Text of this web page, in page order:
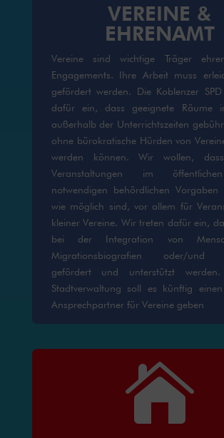
VEREINE &
EHRENAMT
Vereine sind wichtige Träger
Engagements. Ihre Arbeit muss
gefördert werden. Die Koblenzer
dafür ein, dass geeignete Räume
außerhalb der Unterrichtszeiten
ohne bürokratische Hürden von
werden können. Wir wollen,
Veranstaltungen im
notwendigen behördlichen
wie möglich sind, vor allem für
kleiner Vereine. Wir treten dafür ein,
bei der Integration von
Migrationsbiografien oder/und
gefördert und unterstützt
Stadtverwaltung soll es künftig
Ansprechpartner für Vereine geben
